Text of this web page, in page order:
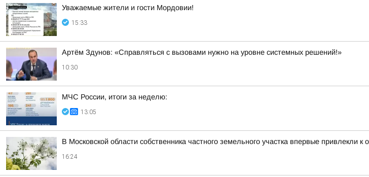
Уважаемые жители и гости Мордовии!
15:33
Артём Здунов: «Справляться с вызовами нужно на уровне системных решений!»
10:30
МЧС России, итоги за неделю:
13:05
В Московской области собственника частного земельного участка впервые привлекли к
16:24